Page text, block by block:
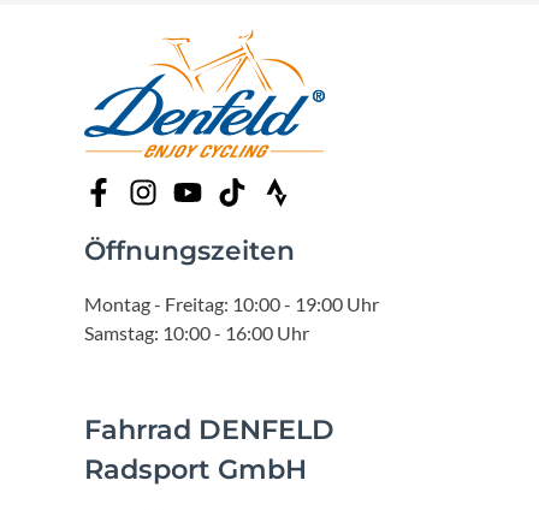
Öffnungszeiten
Montag - Freitag: 10:00 - 19:00 Uhr
Samstag: 10:00 - 16:00 Uhr
Fahrrad DENFELD
Radsport GmbH